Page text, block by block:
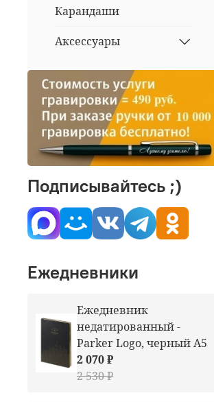
Карандаши
Аксессуары
Подписывайтесь ;)
Ежедневники
Ежедневник
недатированный -
Parker Logo, черный А5
2 070 ₽
2 530 ₽